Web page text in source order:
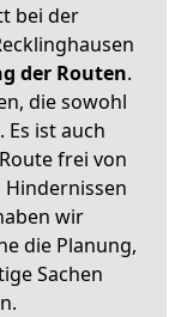
bei der
der Routen.
die sowohl
ist auch
frei von
wir
die Planung,
Sachen